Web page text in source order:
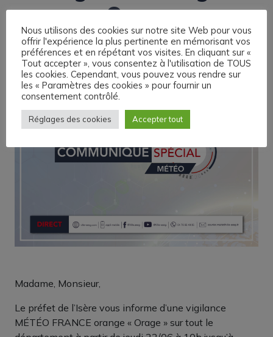
« Orage »
Madame, Monsieur,
Le préfet de l’Isère vous informe d’une vigilance
MÉTÉO FRANCE orange « Orage » sur tout le
Nous utilisons des cookies sur notre site Web pour vous
offrir l'expérience la plus pertinente en mémorisant vos
préférences et en répétant vos visites. En cliquant sur «
Tout accepter », vous consentez à l'utilisation de TOUS
les cookies. Cependant, vous pouvez vous rendre sur
les « Paramètres des cookies » pour fournir un
consentement contrôlé.
Réglages des cookies Accepter tout